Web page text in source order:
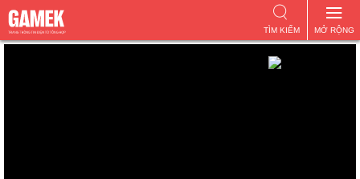
MỞ RỘNG
TÌM KIẾM